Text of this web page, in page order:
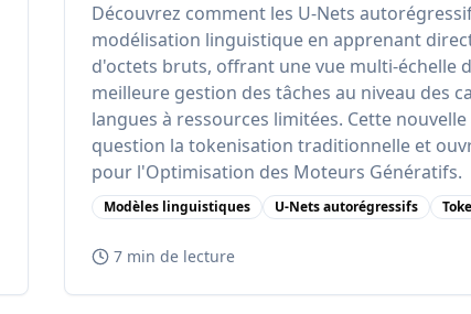
Découvrez comment les U-Nets
modélisation linguistique en apprenant
d'octets bruts, offrant une vue multi-échelle
meilleure gestion des tâches au niveau des
langues à ressources limitées. Cette
question la tokenisation traditionnelle et
pour l'Optimisation des Moteurs Génératifs.
Modèles linguistiques U-Nets autorégressifs
7 min de lecture